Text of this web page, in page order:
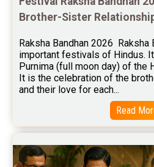
Free Wealth Horoscope
Free Marriage Horoscope
Free Star Horoscope
Baby Names Reviews
Free Chinese Horoscope
Free Chinese Compatibility
Free Feng Shui Reviews
Brother-Sister
Raksha Bandhan 2026
important festivals of Hindus.
Purnima (full moon day) of the
It is the celebration of the
and their love for each...
Read